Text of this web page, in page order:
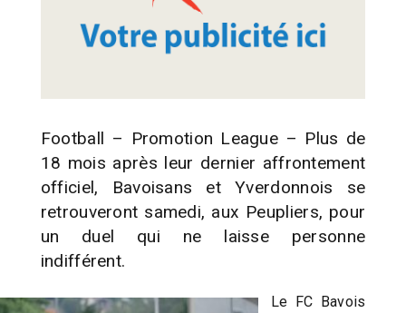
Football – Promotion League – Plus de
18 mois après leur dernier affrontement
officiel, Bavoisans et Yverdonnois se
retrouveront samedi, aux Peupliers, pour
un duel qui ne laisse personne
indifférent.
Le FC Bavois